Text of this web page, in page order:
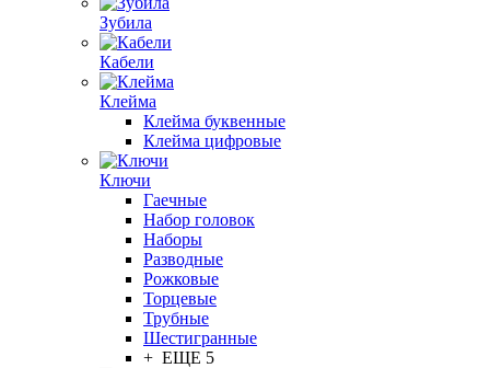
Зубила
Кабели
Клейма
Клейма буквенные
Клейма цифровые
Ключи
Гаечные
Набор головок
Наборы
Разводные
Рожковые
Торцевые
Трубные
Шестигранные
+ ЕЩЕ 5